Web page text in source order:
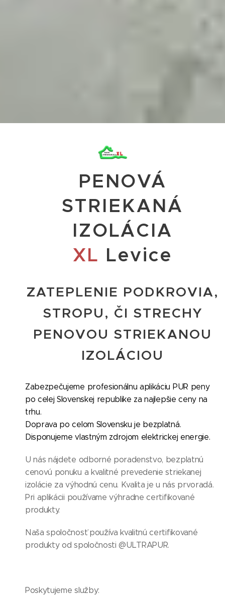
PENOVÁ
STRIEKANÁ
IZOLÁCIA
XL Levice
ZATEPLENIE PODKROVIA,
STROPU, ČI STRECHY
PENOVOU STRIEKANOU
IZOLÁCIOU
Zabezpečujeme profesionálnu aplikáciu PUR peny
po celej Slovenskej republike za najlepšie ceny na
trhu.
Doprava po celom Slovensku je bezplatná.
Disponujeme vlastným zdrojom elektrickej energie.
U nás nájdete odborné poradenstvo, bezplatnú
cenovú ponuku a kvalitné prevedenie striekanej
izolácie za výhodnú cenu. Kvalita je u nás prvoradá.
Pri aplikácii používame výhradne certifikované
produkty.
Naša spoločnosť používa kvalitnú certifikované
produkty od spoločnosti @ULTRAPUR.
Poskytujeme služby: